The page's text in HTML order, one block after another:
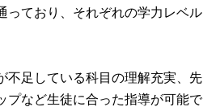
っており、それぞれの学力レベル
不足している科目の理解充実、先
プなど生徒に合った指導が可能で